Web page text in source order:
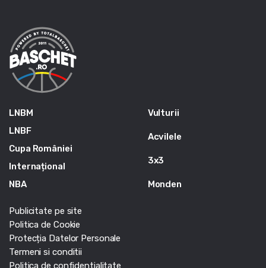
LNBM
LNBF
Cupa României
Internațional
NBA
Vulturii
Acvilele
3x3
Monden
Publicitate pe site
Politica de Cookie
Protecția Datelor Personale
Termeni si conditii
Politica de confidentialitate